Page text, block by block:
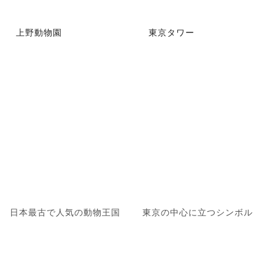
上野動物園
日本最古で人気の動物王国
東京タワー
東京の中心に立つシンボル